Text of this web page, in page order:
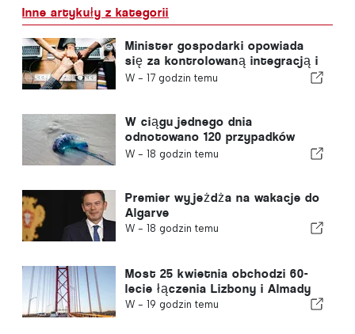
Inne artykuły z kategorii
Minister gospodarki opowiada
się za kontrolowaną integracją i
gwarantuje imigrantom
W - 17 godzin temu
W ciągu jednego dnia
odnotowano 120 przypadków
użądleń przez meduzę z gatunku
W - 18 godzin temu
Premier wyjeżdża na wakacje do
Algarve
W - 18 godzin temu
Most 25 kwietnia obchodzi 60-
lecie łączenia Lizbony i Almady
W - 19 godzin temu